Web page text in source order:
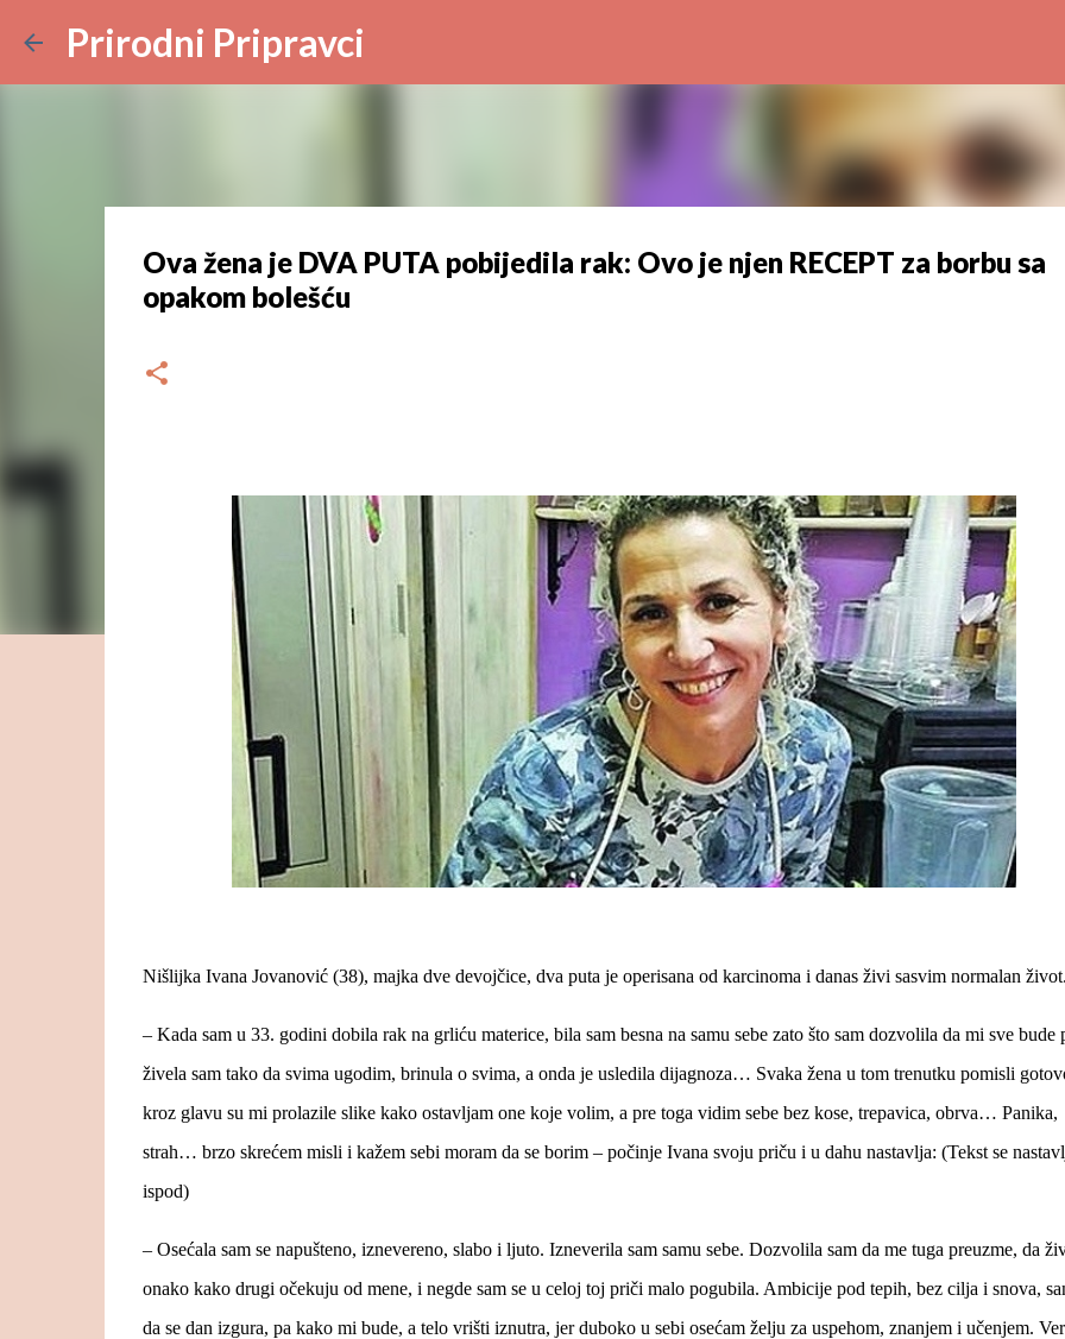
Prirodni Pripravci
Ova žena je DVA PUTA pobijedila rak: Ovo je njen RECEPT za borbu sa
opakom bolešću
Nišlijka Ivana Jovanović (38), majka dve devojčice, dva puta je operisana od karcinoma i danas živi sasvim normalan život.
– Kada sam u 33. godini dobila rak na grliću materice, bila sam besna na samu sebe zato što sam dozvolila da mi sve bude
živela sam tako da svima ugodim, brinula o svima, a onda je usledila dijagnoza… Svaka žena u tom trenutku pomisli
kroz glavu su mi prolazile slike kako ostavljam one koje volim, a pre toga vidim sebe bez kose, trepavica, obrva… Panika,
strah… brzo skrećem misli i kažem sebi moram da se borim – počinje Ivana svoju priču i u dahu nastavlja: (Tekst se
ispod)
– Osećala sam se napušteno, iznevereno, slabo i ljuto. Izneverila sam samu sebe. Dozvolila sam da me tuga preuzme, da
onako kako drugi očekuju od mene, i negde sam se u celoj toj priči malo pogubila. Ambicije pod tepih, bez cilja i snova,
da se dan izgura, pa kako mi bude, a telo vrišti iznutra, jer duboko u sebi osećam želju za uspehom, znanjem i učenjem.